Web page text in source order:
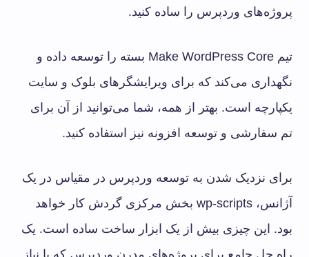
پروژه‌های وردپرس را ساده کنید.
تیم Make WordPress Core بسته را توسعه داده و
نگهداری می‌کند که برای ویرایشگرهای بلوک و سایت
یکپارچه است. بهتر از همه، شما می‌توانید از آن برای
تم سفارشی و توسعه افزونه نیز استفاده کنید.
برای نزدیک شدن به توسعه وردپرس در مقیاس در یک
آژانس، wp-scripts بخش مرکزی گردش کار خواهد
بود. این چیزی بیش از یک ابزار ساخت ساده است. یک
راه حل جامع برای پروژه‌های مدرن وردپرس که با نیاز